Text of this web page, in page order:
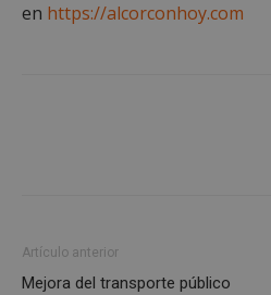
en https://alcorconhoy.com
Artículo anterior
Mejora del transporte público
inicio de sesión de usuario y
El sitio web no se puede
las cookies estrictamente